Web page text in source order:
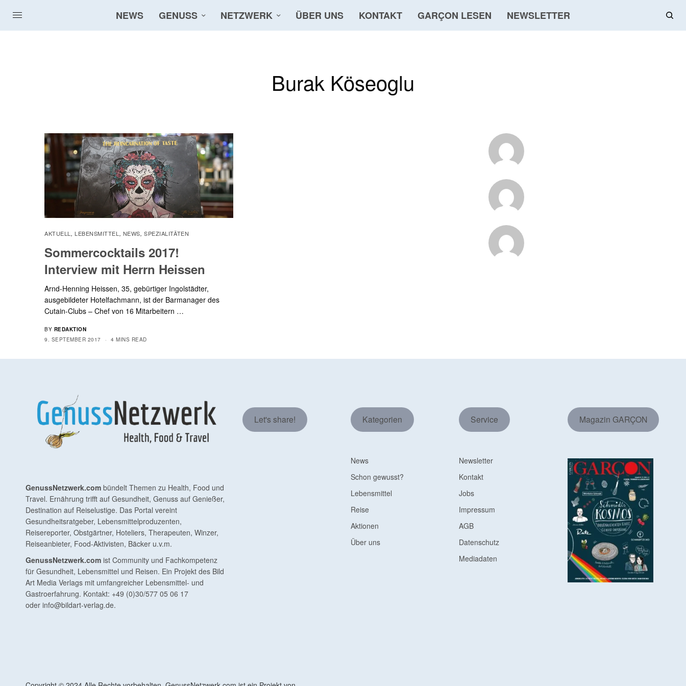
NEWS GENUSS NETZWERK ÜBER UNS KONTAKT GARÇON LESEN NEWSLETTER
Burak Köseoglu
AKTUELL , LEBENSMITTEL , NEWS, SPEZIALITÄTEN
Sommercocktails 2017!
Interview mit Herrn Heissen
Arnd-Henning Heissen, 35, gebürtiger Ingolstädter,
ausgebildeter Hotelfachmann, ist der Barmanager des
Cutain-Clubs – Chef von 16 Mitarbeitern …
BY REDAKTION
9. SEPTEMBER 2017
4 MINS READ
GenussNetzwerk.com bündelt Themen zu Health, Food und
Travel. Ernährung trifft auf Gesundheit, Genuss auf Genießer,
Destination auf Reiselustige. Das Portal vereint
Gesundheitsratgeber, Lebensmittelproduzenten,
Reisereporter, Obstgärtner, Hoteliers, Therapeuten, Winzer,
Reiseanbieter, Food-Aktivisten, Bäcker u.v.m.
GenussNetzwerk.com ist Community und Fachkompetenz
für Gesundheit, Lebensmittel und Reisen. Ein Projekt des Bild
Art Media Verlags mit umfangreicher Lebensmittel- und
Gastroerfahrung. Kontakt: +49 (0)30/577 05 06 17
oder info@bildart-verlag.de.
Let's share! Kategorien
News
Schon gewusst?
Lebensmittel
Reise
Aktionen
Über uns
Service
Newsletter
Kontakt
Jobs
Impressum
AGB
Datenschutz
Mediadaten
Magazin GARÇON